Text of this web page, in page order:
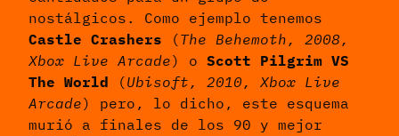
nostálgicos. Como ejemplo tenemos
Castle Crashers
(The Behemoth, 2008,
Xbox Live Arcade) o Scott Pilgrim VS
The World
(Ubisoft, 2010, Xbox Live
Arcade) pero, lo dicho, este esquema
murió a finales de los 90 y mejor